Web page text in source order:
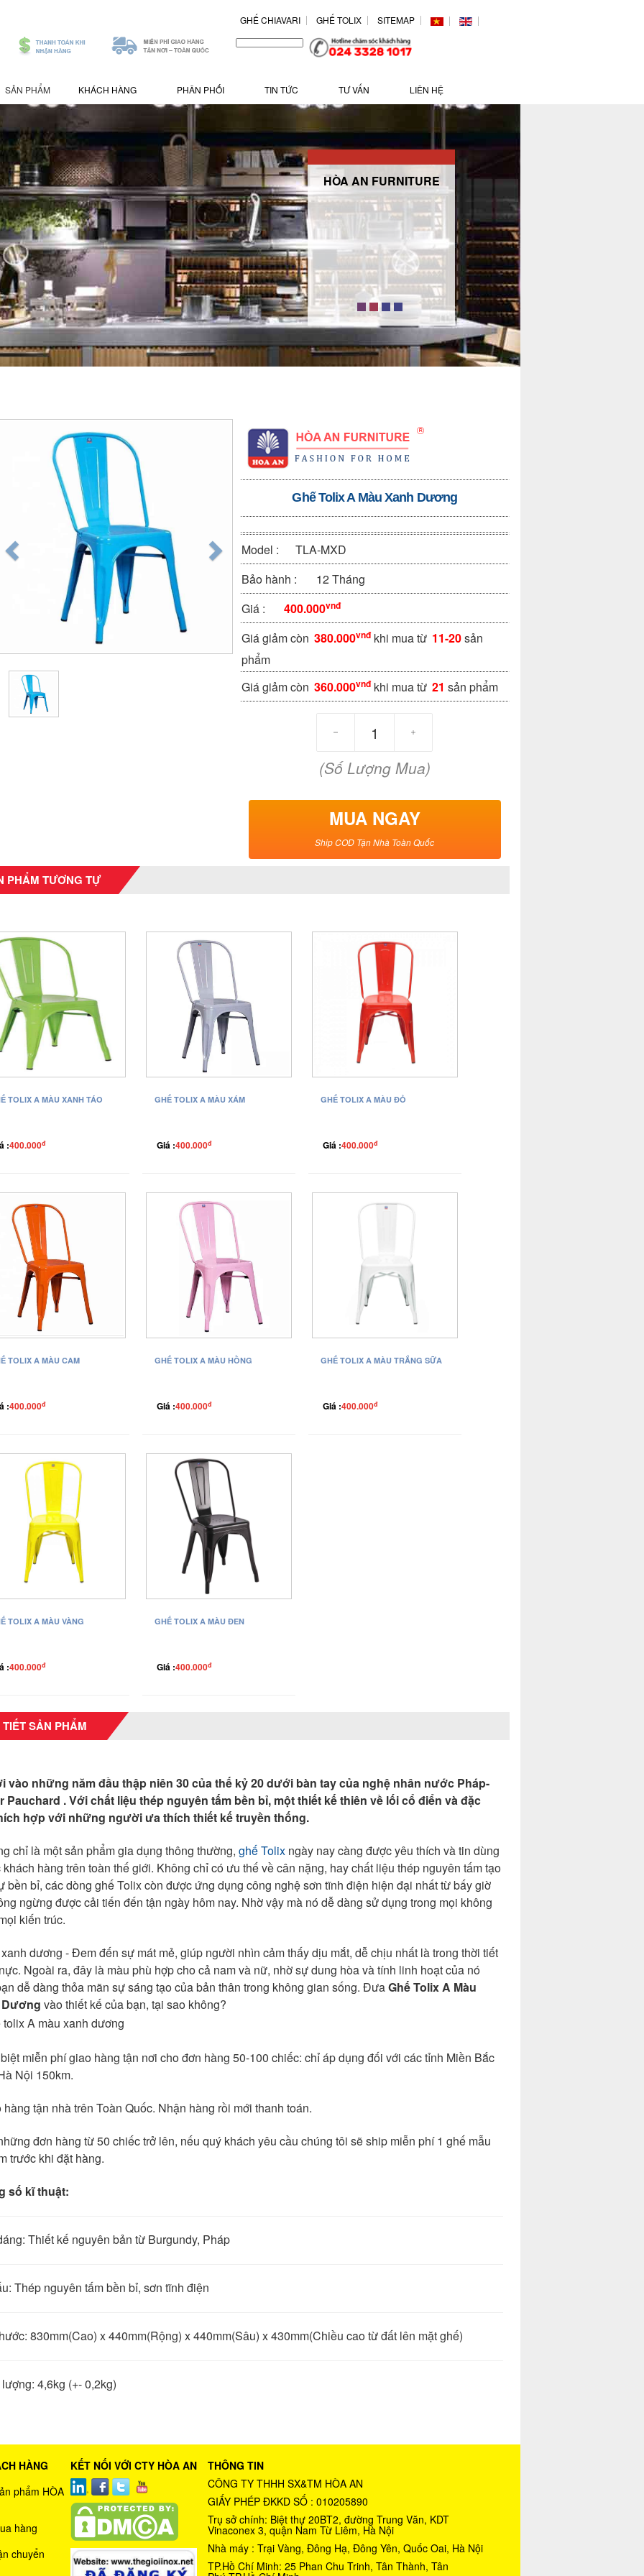
GHẾ CHIAVARI GHẾ TOLIX SITEMAP
SẢN PHẨM KHÁCH HÀNG PHÂN PHỐI TIN TỨC TƯ VẤN LIÊN HỆ
HÒA AN FURNITURE
Ghế Tolix A Màu Xanh Dương
Model :
TLA-MXD
Bảo hành :
12 Tháng
Giá :
400.000vnđ
Giá giảm còn 380.000vnđkhi mua từ 11-20sản
phẩm
Giá giảm còn 360.000vnđkhi mua từ 21 sản phẩm
(Số Lượng Mua)
MUA NGAY
Ship COD Tận Nhà Toàn Quốc
PHẨM TƯƠNG TỰ
TOLIX A MÀU XANH TÁO
:400.000đ
GHẾ TOLIX A MÀU XÁM
Giá :400.000đ
GHẾ TOLIX A MÀU ĐỎ
Giá :400.000đ
TOLIX A MÀU CAM
:400.000đ
GHẾ TOLIX A MÀU HỒNG
Giá :400.000đ
GHẾ TOLIX A MÀU TRẮNG SỮA
Giá :400.000đ
TOLIX A MÀU VÀNG
:400.000đ
GHẾ TOLIX A MÀU ĐEN
Giá :400.000đ
TIẾT SẢN PHẨM
vào những năm đầu thập niên 30 của thế kỷ 20 dưới bàn tay của nghệ nhân nước Pháp-
Pauchard . Với chất liệu thép nguyên tấm bền bỉ, một thiết kế thiên về lối cổ điển và đặc
hợp với những người ưa thích thiết kế truyền thống.
chỉ là một sản phẩm gia dụng thông thường, ghế Tolix ngày nay càng được yêu thích và tin dùng
khách hàng trên toàn thế giới. Không chỉ có ưu thế về cân nặng, hay chất liệu thép nguyên tấm tạo
bền bỉ, các dòng ghế Tolix còn được ứng dụng công nghệ sơn tĩnh điện hiện đại nhất từ bấy giờ
ngừng được cải tiến đến tận ngày hôm nay. Nhờ vậy mà nó dễ dàng sử dụng trong mọi không
kiến trúc.
dương - Đem đến sự mát mẻ, giúp người nhìn cảm thấy dịu mắt, dễ chịu nhất là trong thời tiết
Ngoài ra, đây là màu phù hợp cho cả nam và nữ, nhờ sự dung hòa và tính linh hoạt của nó
dễ dàng thỏa mãn sự sáng tạo của bản thân trong không gian sống. ĐưaGhế Tolix A Màu
vào thiết kế của bạn, tại sao không?
miễn phí giao hàng tận nơi cho đơn hàng 50-100 chiếc: chỉ áp dụng đối với các tỉnh Miền Bắc
Nội 150km.
hàng tận nhà trên Toàn Quốc. Nhận hàng rồi mới thanh toán.
đơn hàng từ 50 chiếc trở lên, nếu quý khách yêu cầu chúng tôi sẽ ship miễn phí 1 ghế mẫu
trước khi đặt hàng.
số kĩ thuật:
Thiết kế nguyên bản từ Burgundy, Pháp
Thép nguyên tấm bền bỉ, sơn tĩnh điện
830mm(Cao) x 440mm(Rộng) x 440mm(Sâu) x 430mm(Chiều cao từ đất lên mặt ghế)
4,6kg (+- 0,2kg)
HÀNG
phẩm HÒA
hàng
chuyển
KẾT NỐI VỚI CTY HÒA AN
THÔNG TIN
CÔNG TY THHH SX&TM HÒA AN
GIẤY PHÉP ĐKKD SỐ : 010205890
Trụ sở chính: Biệt thự 20BT2, đường Trung Văn, KDT
Vinaconex 3, quận Nam Từ Liêm, Hà Nội
Nhà máy : Trại Vàng, Đông Hạ, Đông Yên, Quốc Oai, Hà Nội
TP.Hồ Chí Minh: 25 Phan Chu Trinh, Tân Thành, Tân